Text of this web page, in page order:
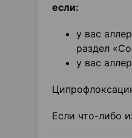
если:
у вас
раздел
у вас
Если что-либо